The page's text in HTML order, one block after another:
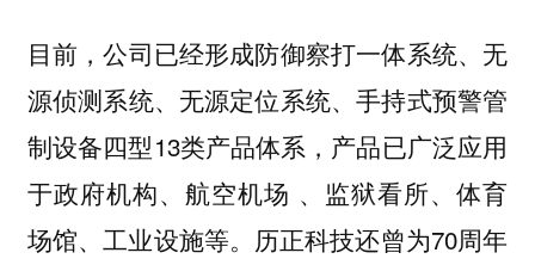
目前，公司已经形成防御察打一体系统、无
源侦测系统、无源定位系统、手持式预警管
制设备四型13类产品体系，产品已广泛应用
于政府机构、航空机场 、监狱看所、体育
场馆、工业设施等。历正科技还曾为70周年